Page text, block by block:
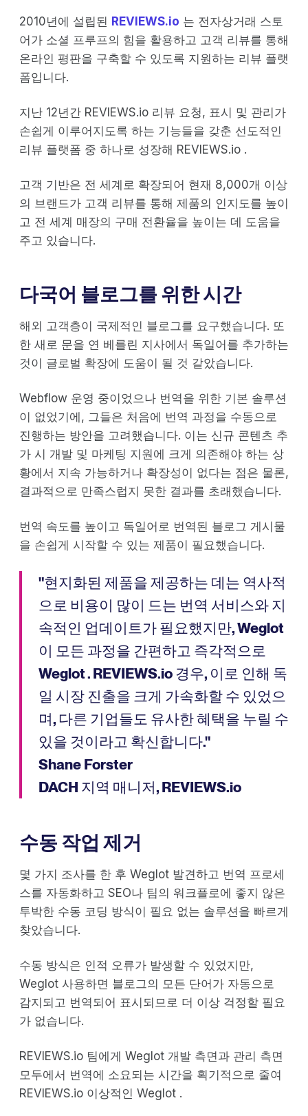
2010년에 설립된 REVIEWS.io 는 전자상거래 스토
어가 소셜 프루프의 힘을 활용하고 고객 리뷰를 통해
온라인 평판을 구축할 수 있도록 지원하는 리뷰 플랫
폼입니다.
지난 12년간 REVIEWS.io 리뷰 요청, 표시 및 관리가
손쉽게 이루어지도록 하는 기능들을 갖춘 선도적인
리뷰 플랫폼 중 하나로 성장해 REVIEWS.io .
고객 기반은 전 세계로 확장되어 현재 8,000개 이상
의 브랜드가 고객 리뷰를 통해 제품의 인지도를 높이
고 전 세계 매장의 구매 전환율을 높이는 데 도움을
주고 있습니다.
다국어 블로그를 위한 시간
해외 고객층이 국제적인 블로그를 요구했습니다. 또
한 새로 문을 연 베를린 지사에서 독일어를 추가하는
것이 글로벌 확장에 도움이 될 것 같았습니다.
Webflow 운영 중이었으나 번역을 위한 기본 솔루션
이 없었기에, 그들은 처음에 번역 과정을 수동으로
진행하는 방안을 고려했습니다. 이는 신규 콘텐츠 추
가 시 개발 및 마케팅 지원에 크게 의존해야 하는 상
황에서 지속 가능하거나 확장성이 없다는 점은 물론,
결과적으로 만족스럽지 못한 결과를 초래했습니다.
번역 속도를 높이고 독일어로 번역된 블로그 게시물
을 손쉽게 시작할 수 있는 제품이 필요했습니다.
"현지화된 제품을 제공하는 데는 역사적
으로 비용이 많이 드는 번역 서비스와 지
속적인 업데이트가 필요했지만, Weglot
이 모든 과정을 간편하고 즉각적으로
Weglot . REVIEWS.io 경우, 이로 인해 독
일 시장 진출을 크게 가속화할 수 있었으
며, 다른 기업들도 유사한 혜택을 누릴 수
있을 것이라고 확신합니다."
Shane Forster
DACH 지역 매니저, REVIEWS.io
수동 작업 제거
몇 가지 조사를 한 후 Weglot 발견하고 번역 프로세
스를 자동화하고 SEO나 팀의 워크플로에 좋지 않은
투박한 수동 코딩 방식이 필요 없는 솔루션을 빠르게
찾았습니다.
수동 방식은 인적 오류가 발생할 수 있었지만,
Weglot 사용하면 블로그의 모든 단어가 자동으로
감지되고 번역되어 표시되므로 더 이상 걱정할 필요
가 없습니다.
REVIEWS.io 팀에게 Weglot 개발 측면과 관리 측면
모두에서 번역에 소요되는 시간을 획기적으로 줄여
REVIEWS.io 이상적인 Weglot .